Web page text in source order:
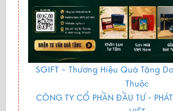
SGIFT - Thương Hiệu Quà Tặng
Thuộc
CÔNG TY CỔ PHẦN ĐẦU TƯ -